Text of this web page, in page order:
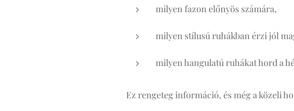
milyen fazon előnyös számára,
milyen stílusú ruhákban érzi jól
milyen hangulatú ruhákat hord a
Ez rengeteg információ, és még a közeli